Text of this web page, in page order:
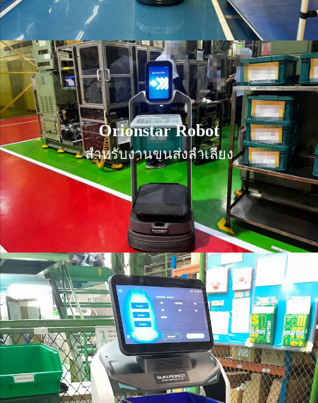
Orionstar Robot
สำหรับงานขนส่งลำเลียง
Orionstar Robot
สำหรับงานขนส่งลำเลียง